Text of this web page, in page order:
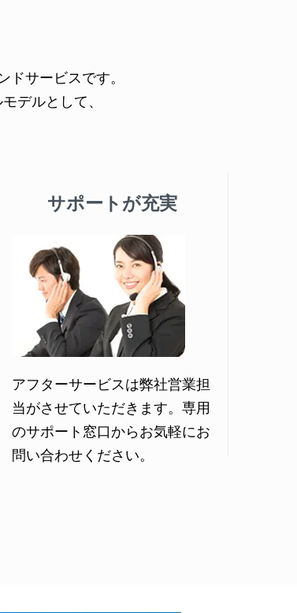
ドサービスです。
デルとして、
サポートが充実
アフターサービスは弊社営業担
当がさせていただきます。専用
のサポート窓口からお気軽にお
問い合わせください。